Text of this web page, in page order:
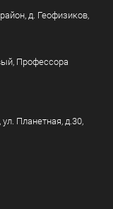
д. Геофизиков,
Профессора
Планетная, д.30,